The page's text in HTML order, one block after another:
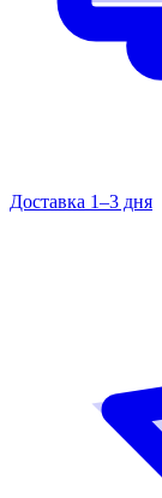
Доставка 1–3 дня